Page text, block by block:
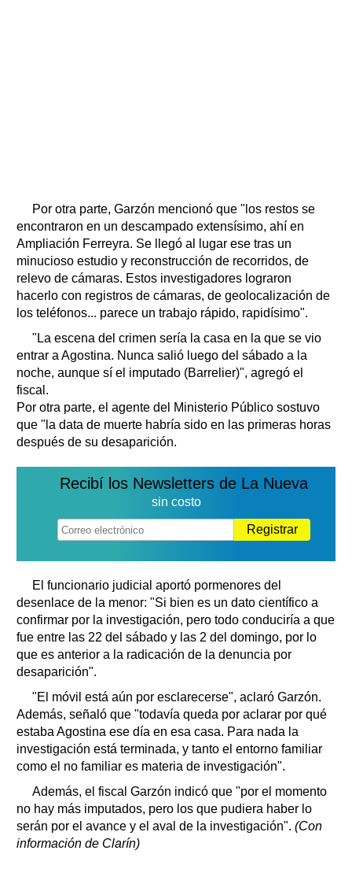
Por otra parte, Garzón mencionó que "los restos se
encontraron en un descampado extensísimo, ahí en
Ampliación Ferreyra. Se llegó al lugar ese tras un
minucioso estudio y reconstrucción de recorridos, de
relevo de cámaras. Estos investigadores lograron
hacerlo con registros de cámaras, de geolocalización de
los teléfonos... parece un trabajo rápido, rapidísimo".
"La escena del crimen sería la casa en la que se vio
entrar a Agostina. Nunca salió luego del sábado a la
noche, aunque sí el imputado (Barrelier)", agregó el
fiscal.
Por otra parte, el agente del Ministerio Público sostuvo
que "la data de muerte habría sido en las primeras horas
después de su desaparición.
Recibí los Newsletters de La Nueva
sin costo
Registrar
El funcionario judicial aportó pormenores del
desenlace de la menor: "Si bien es un dato científico a
confirmar por la investigación, pero todo conduciría a que
fue entre las 22 del sábado y las 2 del domingo, por lo
que es anterior a la radicación de la denuncia por
desaparición".
"El móvil está aún por esclarecerse", aclaró Garzón.
Además, señaló que "todavía queda por aclarar por qué
estaba Agostina ese día en esa casa. Para nada la
investigación está terminada, y tanto el entorno familiar
como el no familiar es materia de investigación".
Además, el fiscal Garzón indicó que "por el momento
no hay más imputados, pero los que pudiera haber lo
serán por el avance y el aval de la investigación". (Con
información de Clarín)